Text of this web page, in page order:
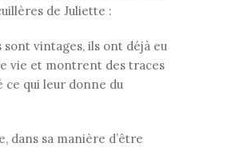
de Juliette :
sont vintages, ils ont déjà eu
vie et montrent des traces
ce qui leur donne du
dans sa manière d’être